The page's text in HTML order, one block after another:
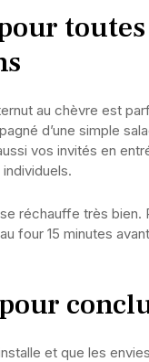
au chèvre est
d’une simple
vos invités en
réchauffe très bien.
four 15 minutes
et que les